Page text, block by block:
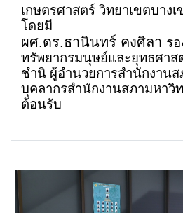
เกษตรศาสตร์ วิทยาเขตบาง
โดยมี
ผศ.ดร.ธานินทร์ คงศิลา ร
ทรัพยากรมนุษย์และยุทธศาส
ชำนิ ผู้อำนวยการสำนักงาน
บุคลากรสำนักงานสภามหาวิ
ต้อนรับ